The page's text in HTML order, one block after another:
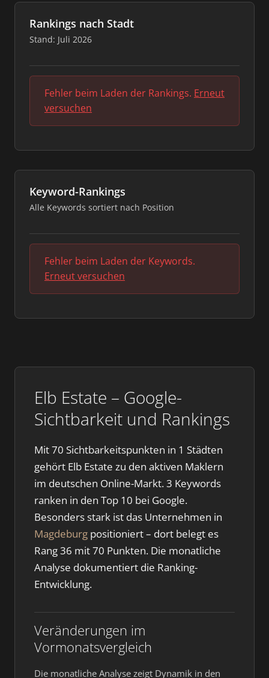
Elb Estate – Google-
Sichtbarkeit und Rankings
Mit 70 Sichtbarkeitspunkten in 1 Städten
gehört Elb Estate zu den aktiven Maklern
im deutschen Online-Markt. 3 Keywords
ranken in den Top 10 bei Google.
Besonders stark ist das Unternehmen in
Magdeburg positioniert – dort belegt es
Rang 36 mit 70 Punkten. Die monatliche
Analyse dokumentiert die Ranking-
Entwicklung.
Veränderungen im
Vormonatsvergleich
Die monatliche Analyse zeigt Dynamik in den
Rankings nach Stadt
Stand: Juli 2026
Fehler beim Laden der Rankings. Erneut
versuchen
Keyword-Rankings
Alle Keywords sortiert nach Position
Fehler beim Laden der Keywords.
Erneut versuchen